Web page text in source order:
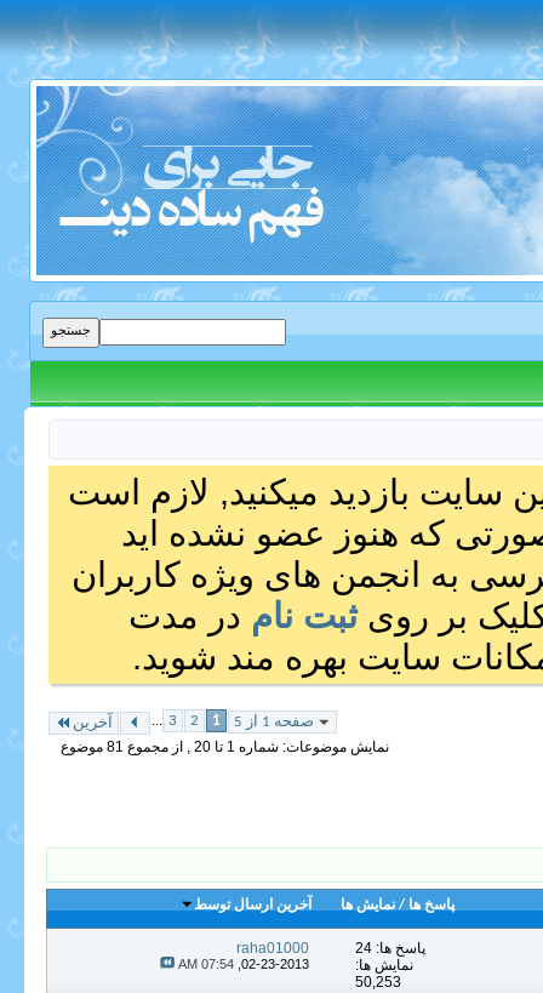
سایت بازدید میکنید, لازم است
که هنوز عضو نشده اید
به انجمن های ویژه کاربران
بر رویثبت نام در مدت
سایت بهره مند شوید.
صفحه 1 از 5 1
2
3
... آخرین
نمایش موضوعات: شماره 1 تا 20 , از مجموع ‍81 موضوع
پاسخ ها / نمایش ها آخرین ارسال توسط
پاسخ ها: 24
نمایش ها:
50,253
raha01000
02-23-2013,
07:54 AM